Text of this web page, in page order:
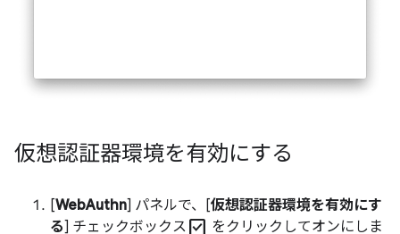
仮想認証器環境を有効にする
[WebAuthn] パネルで、[仮想認証器環境を有効にす
る] チェックボックス check_box をクリックしてオンにしま